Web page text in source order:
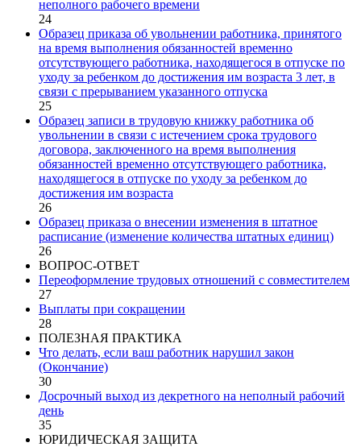
неполного рабочего времени
24
Образец приказа об увольнении работника, принятого
на время выполнения обязанностей временно
отсутствующего работника, находящегося в отпуске по
уходу за ребенком до достижения им возраста 3 лет, в
связи с прерыванием указанного отпуска
25
Образец записи в трудовую книжку работника об
увольнении в связи с истечением срока трудового
договора, заключенного на время выполнения
обязанностей временно отсутствующего работника,
находящегося в отпуске по уходу за ребенком до
достижения им возраста
26
Образец приказа о внесении изменения в штатное
расписание (изменение количества штатных единиц)
26
ВОПРОС-ОТВЕТ
Переоформление трудовых отношений с совместителем
27
Выплаты при сокращении
28
ПОЛЕЗНАЯ ПРАКТИКА
Что делать, если ваш работник нарушил закон
(Окончание)
30
Досрочный выход из декретного на неполный рабочий
день
35
ЮРИДИЧЕСКАЯ ЗАЩИТА